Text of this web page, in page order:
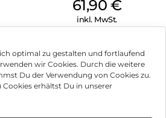
optimal zu gestalten und fortlaufend
wir Cookies. Durch die weitere
Du der Verwendung von Cookies zu.
erhältst Du in unserer
MagSafe Schwarz
61,90 €
inkl. MwSt.